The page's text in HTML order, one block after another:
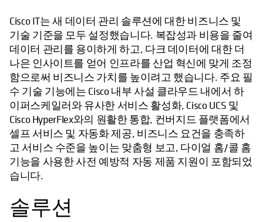
Cisco IT는 새 데이터 관리 솔루션에 대한 비즈니스 및
기술 기준을 모두 설정했습니다. 복잡성과 비용을 줄여
데이터 관리를 용이하게 하고, 다크 데이터에 대한 더
나은 인사이트를 얻어 인프라를 산업 혁신에 맞게 조정
함으로써 비즈니스 가치를 높이려고 했습니다. 주요 필
수 기술 기능에는 Cisco 내부 사설 클라우드 내에서 하
이퍼스케일러와 유사한 서비스 활성화, Cisco UCS 및
Cisco HyperFlex와의 원활한 통합, 컨버지드 플랫폼에서
셀프 서비스 및 자동화 제공, 비즈니스 요건을 충족하
고 서비스 수준을 높이는 맞춤형 보고, 다이얼 홈/콜 홈
기능을 사용한 사전 예방적 자동 제품 지원이 포함되었
습니다.
솔루션